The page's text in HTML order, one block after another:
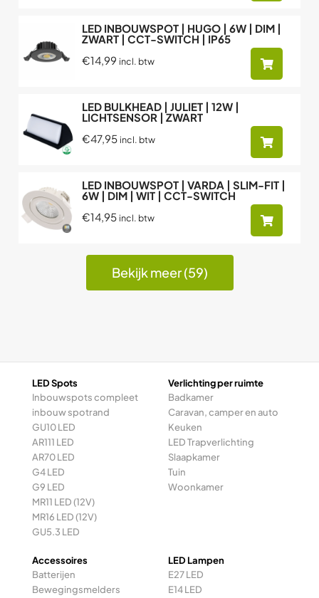
LED INBOUWSPOT | HUGO | 6W | DIM |
ZWART | CCT-SWITCH | IP65
€14,99 incl. btw
LED BULKHEAD | JULIET | 12W |
LICHTSENSOR | ZWART
€47,95 incl. btw
LED INBOUWSPOT | VARDA | SLIM-FIT |
6W | DIM | WIT | CCT-SWITCH
€14,95 incl. btw
Bekijk meer (59)
LED Spots
Inbouwspots compleet
inbouw spotrand
GU10 LED
AR111 LED
AR70 LED
G4 LED
G9 LED
MR11 LED (12V)
MR16 LED (12V)
GU5.3 LED
Verlichting per ruimte
Badkamer
Caravan, camper en auto
Keuken
LED Trapverlichting
Slaapkamer
Tuin
Woonkamer
Accessoires
Batterijen
Bewegingsmelders
LED Lampen
E27 LED
E14 LED